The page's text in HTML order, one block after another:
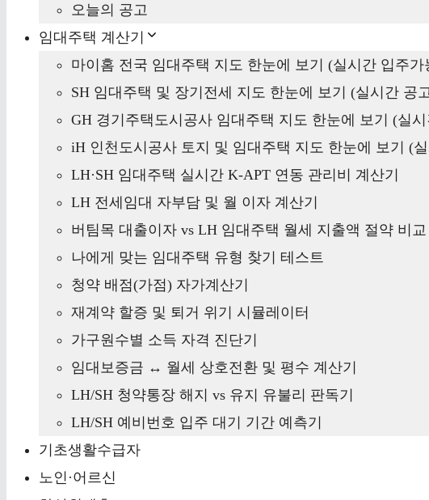
오늘의 공고
임대주택 계산기
마이홈 전국 임대주택 지도 한눈에 보기 (실시간 입주가
SH 임대주택 및 장기전세 지도 한눈에 보기 (실시간 공
GH 경기주택도시공사 임대주택 지도 한눈에 보기 (실
iH 인천도시공사 토지 및 임대주택 지도 한눈에 보기 (
LH·SH 임대주택 실시간 K-APT 연동 관리비 계산기
LH 전세임대 자부담 및 월 이자 계산기
버팀목 대출이자 vs LH 임대주택 월세 지출액 절약 비교
나에게 맞는 임대주택 유형 찾기 테스트
청약 배점(가점) 자가계산기
재계약 할증 및 퇴거 위기 시뮬레이터
가구원수별 소득 자격 진단기
임대보증금 ↔ 월세 상호전환 및 평수 계산기
LH/SH 청약통장 해지 vs 유지 유불리 판독기
LH/SH 예비번호 입주 대기 기간 예측기
기초생활수급자
노인·어르신